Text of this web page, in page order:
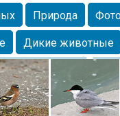
Природа
Дикие животные
Домашние